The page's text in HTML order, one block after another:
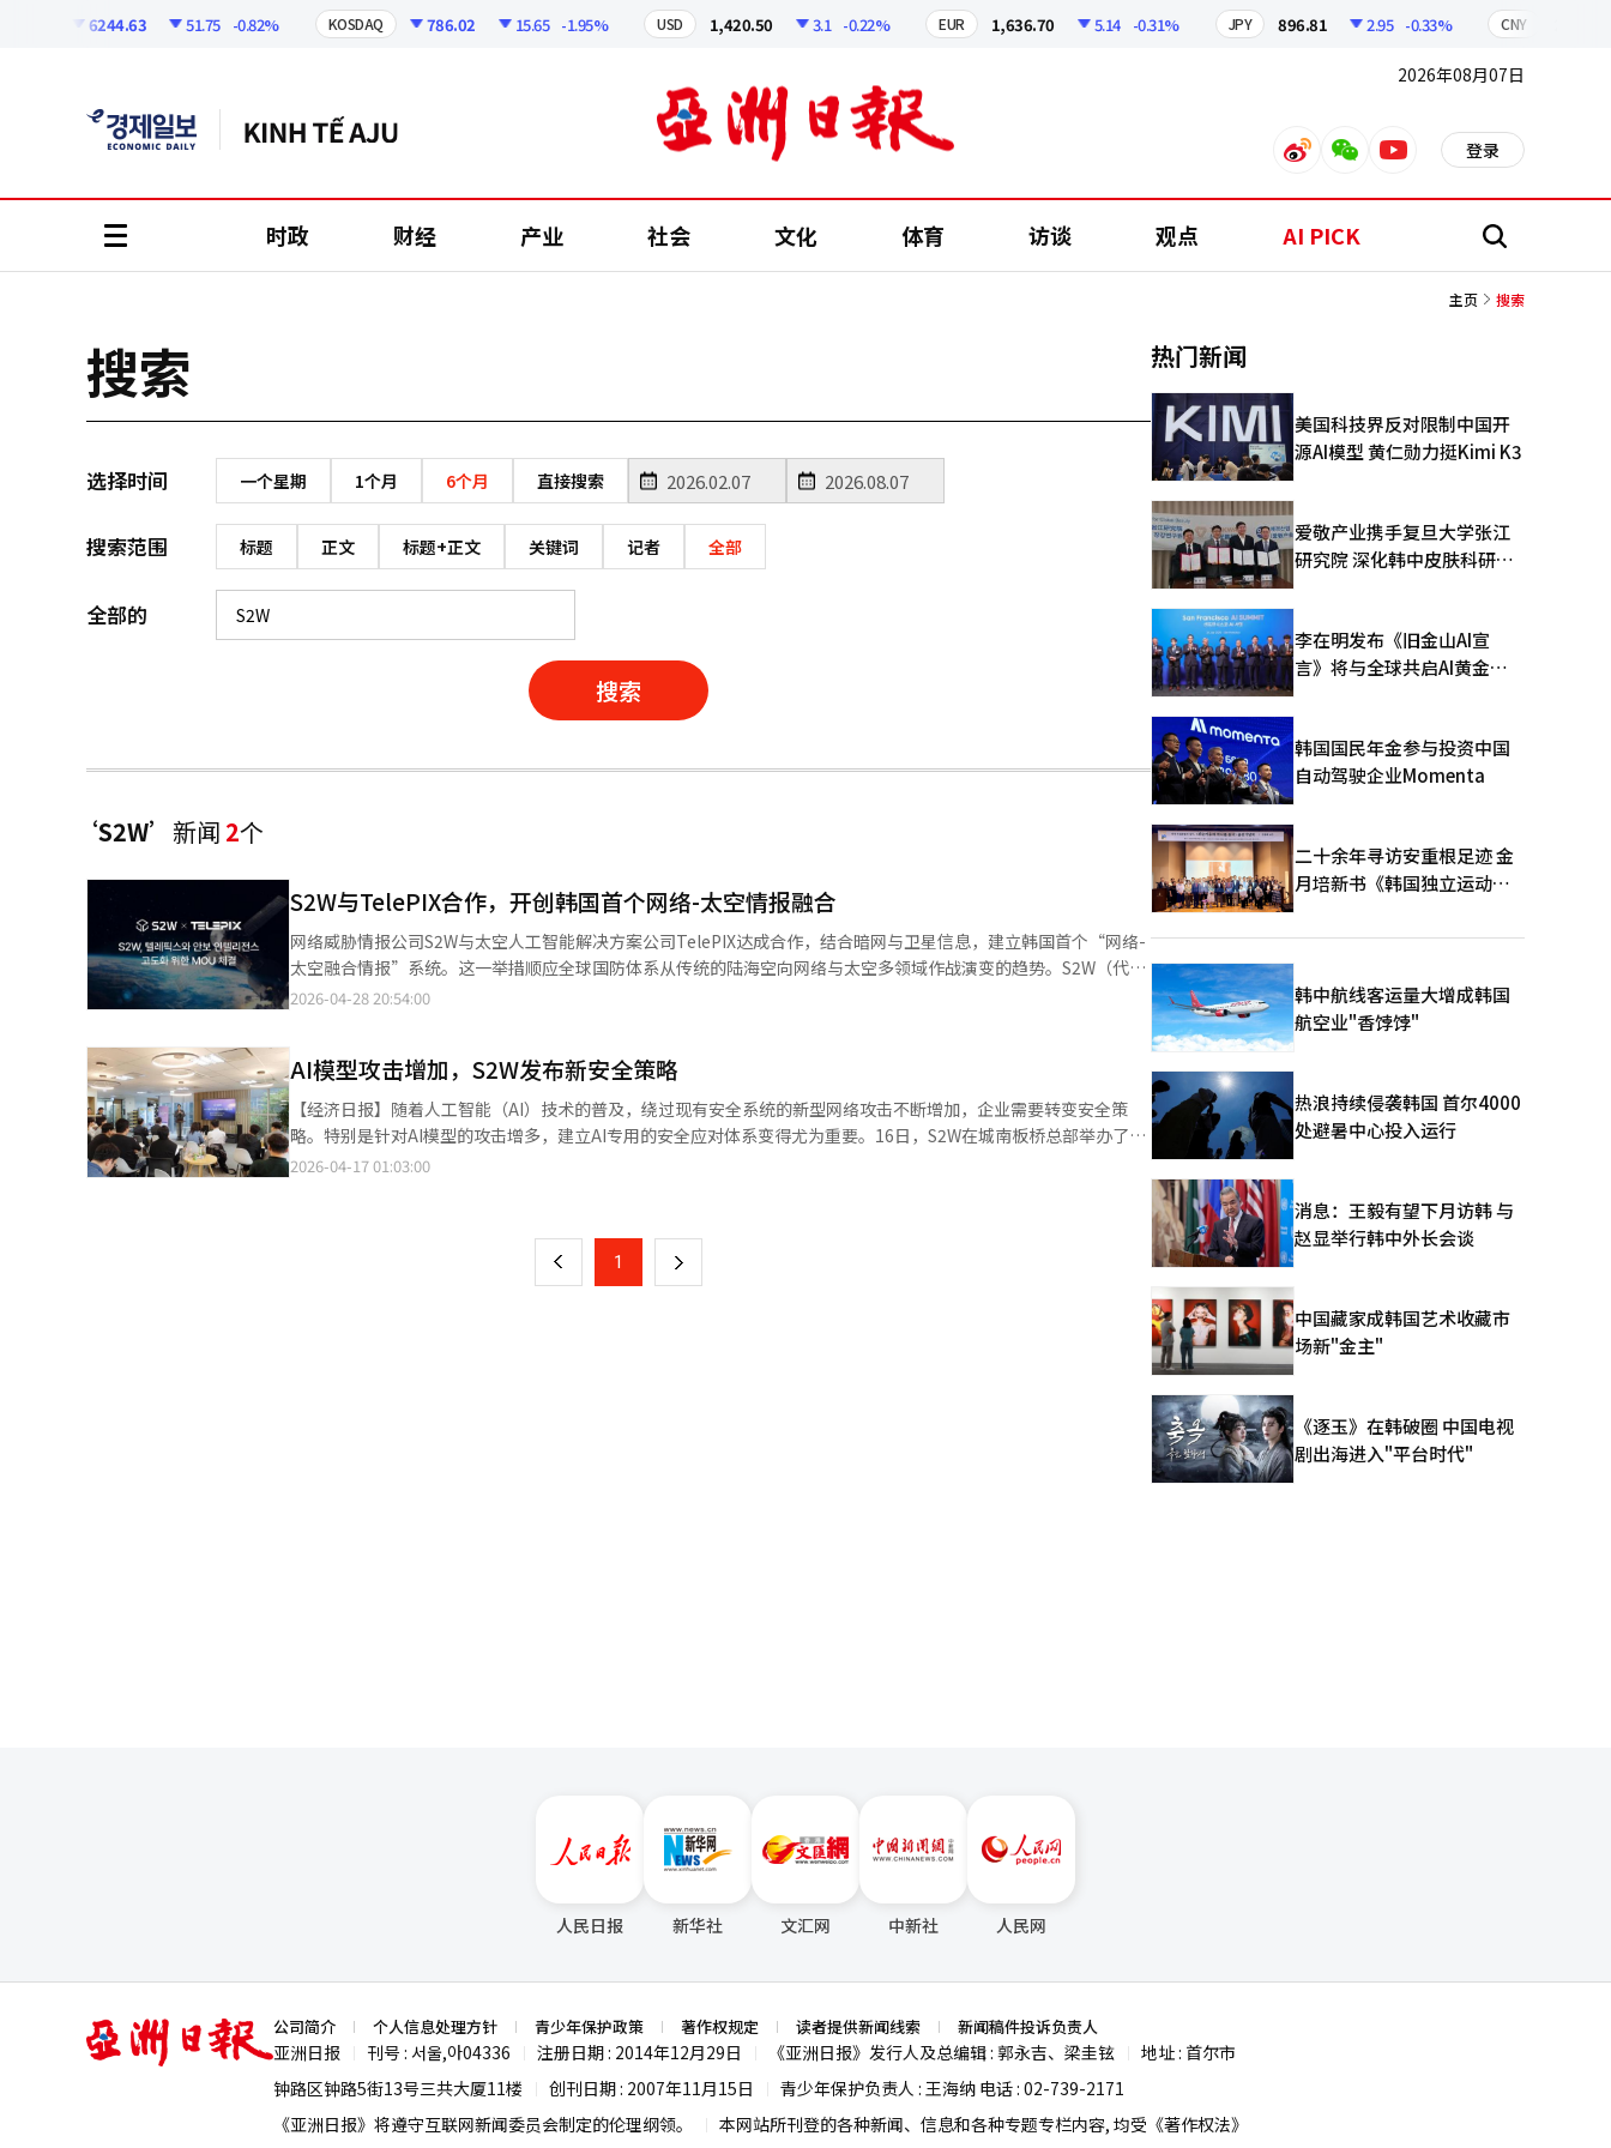
6244.63 51.75 -0.82% KOSDAQ 786.02 15.65 -1.95% USD 1,420.50 3.1 -0.22% EUR 1,636.70 5.14 -0.31% JPY 896.81 2.95 -0.33% CNY
2026年08月07日
weiboweixinyoutube 登录
时政 财经 产业 社会 文化 体育 访谈 观点 AI PICK 搜
主页 搜索
搜索
选择时间 一个星期 1个月 6个月 直接搜索
搜索范围 标题 正文 标题+正文 关键词 记者 全部
全部的
搜索
‘S2W’ 新闻 2个
S2W与TelePIX合作，开创韩国首个网络-太空情报融合
网络威胁情报公司S2W与太空人工智能解决方案公司TelePIX达成合作，结合暗网与卫星信息，建立韩国首个“网络-
太空融合情报”系统。这一举措顺应全球国防体系从传统的陆海空向网络与太空多领域作战演变的趋势。S2W（代表
徐尚德）与TelePIX（代表赵成益）于28日签署了提升安全情报的合作协议（MOU），计划逐步推进技术合作。此协
尖技术，而TelePIX则在利用卫星数据进行地球观测方面表现出色。双方计划结合各自的核心能力，提供前所未有的
深度情报。例如，当S2W在暗网上发现某国非法武器交易或油品转运的迹象时，TelePIX将分析相应时间和坐标的卫
星数据，以视觉方式确认船只的实际动向或物理变化。通过网络情报与太空观测信息的交叉验证，威胁的实质将更加
清晰。这种融合分析可应用于恐怖组织的移动路径识别或冲突地区的兵力调动检测等多种安全场景。此次联盟不仅是
技术交流，更是双方开拓新市场愿景的契合。S2W通过此次合作扩展了其网络情报服务的物理空间应用，而TelePIX
过结合网络数据和卫星观测信息，帮助全球公共客户在快速变化的安全环境中提高威胁可视性和应对能
力。”TelePIX代表赵成益表示：“结合S2W的高级网络情报和TelePIX的AI太空数据应用体系，将提高威胁检测的准
2026-04-28 20:54:00
AI模型攻击增加，S2W发布新安全策略
【经济日报】随着人工智能（AI）技术的普及，绕过现有安全系统的新型网络攻击不断增加，企业需要转变安全策
略。特别是针对AI模型的攻击增多，建立AI专用的安全应对体系变得尤为重要。16日，S2W在城南板桥总部举办了主
题为“AI时代的新安全策略：通过实际案例了解应对措施”的私密研讨会，向客户分享了AI安全威胁案例和应对方
护机制，导致敏感信息泄露或执行非预期命令。攻击者通过扰乱模型的响应逻辑获取系统内部信息或进行进一步攻
击。“完整性破坏”是通过数据投毒和后门攻击污染学习数据或搜索增强生成（RAG）知识库，特点是长期逃避检
测。“代理关联”攻击利用处理外部数据的AI代理间接进行攻击，传递隐藏命令以诱导API调用或数据删除等二次攻
2026-04-17 01:03:00
上 1 下
热门新闻
美国科技界反对限制中国开
源AI模型 黄仁勋力挺Kimi K3
爱敬产业携手复旦大学张江
研究院 深化韩中皮肤科研合
李在明发布《旧金山AI宣
言》将与全球共启AI黄金时
韩国国民年金参与投资中国
自动驾驶企业Momenta
二十余年寻访安重根足迹 金
月培新书《韩国独立运动圣
版
韩中航线客运量大增成韩国
航空业"香饽饽"
热浪持续侵袭韩国 首尔4000
处避暑中心投入运行
消息：王毅有望下月访韩 与
赵显举行韩中外长会谈
中国藏家成韩国艺术收藏市
场新"金主"
《逐玉》在韩破圈 中国电视
剧出海进入"平台时代"
人民日报 新华社 文汇网 中新社 人民网
亚
洲
日
公司简介 个人信息处理方针 青少年保护政策 著作权规定 读者提供新闻线索 新闻稿件投诉负责人
亚洲日报 刊号 : 서울,아04336 注册日期 : 2014年12月29日 《亚洲日报》发行人及总编辑 : 郭永吉、梁圭铉
地址 : 首尔市
钟路区钟路5街13号三共大厦11楼
创刊日期 : 2007年11月15日
青少年保护负责人 : 王海纳 电话 : 02-739-2171
《亚洲日报》将遵守互联网新闻委员会制定的伦理纲领。
本网站所刊登的各种新闻、信息和各种专题专栏内容, 均受《著作权法》